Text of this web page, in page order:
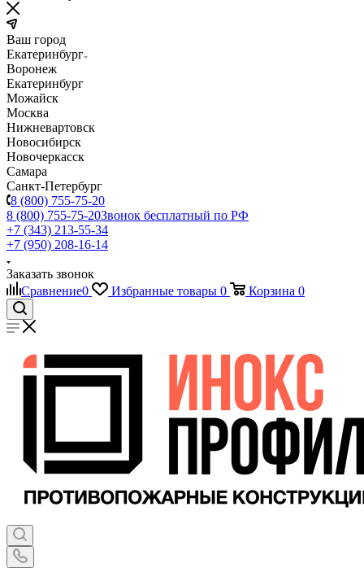
Ваш город
Екатеринбург
Воронеж
Екатеринбург
Можайск
Москва
Нижневартовск
Новосибирск
Новочеркасск
Самара
Санкт-Петербург
8 (800) 755-75-20
8 (800) 755-75-20Звонок бесплатный по РФ
+7 (343) 213-55-34
+7 (950) 208-16-14
Заказать звонок
Сравнение0 Избранные товары 0 Корзина 0